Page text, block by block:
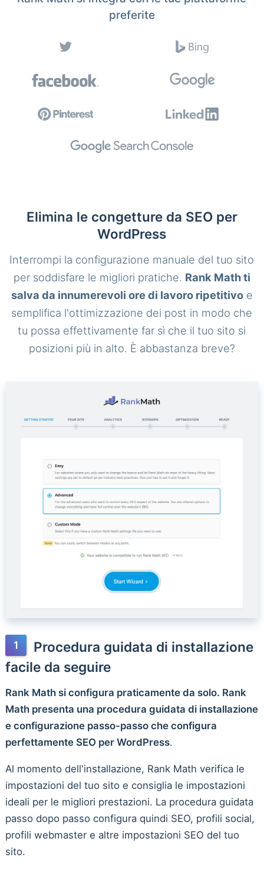
preferite
Elimina le congetture da SEO per
WordPress
Interrompi la configurazione manuale del tuo sito
per soddisfare le migliori pratiche. Rank Math ti
salva da innumerevoli ore di lavoro ripetitivoe
semplifica l'ottimizzazione dei post in modo che
tu possa effettivamente far sì che il tuo sito si
posizioni più in alto. È abbastanza breve?
Procedura guidata di installazione
facile da seguire
Rank Math si configura praticamente da solo. Rank
Math presenta una procedura guidata di installazione
e configurazione passo-passo che configura
perfettamente SEO per WordPress.
Al momento dell'installazione, Rank Math verifica le
impostazioni del tuo sito e consiglia le impostazioni
ideali per le migliori prestazioni. La procedura guidata
passo dopo passo configura quindi SEO, profili social,
profili webmaster e altre impostazioni SEO del tuo
sito.